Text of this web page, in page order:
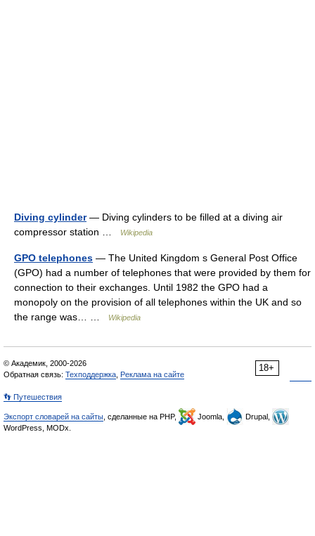
Diving cylinder— Diving cylinders to be filled at a diving air
compressor station …
Wikipedia
GPO telephones — The United Kingdom s General Post Office
(GPO) had a number of telephones that were provided by them for
connection to their exchanges. Until 1982 the GPO had a
monopoly on the provision of all telephones within the UK and so
the range was… …
Wikipedia
18+
© Академик, 2000-2026
Обратная связь: Техподдержка Реклама на сайте
👣 Путешествия
Экспорт словарей на сайты , сделанные на PHP, Joomla,
Drupal,
WordPress, MODx.